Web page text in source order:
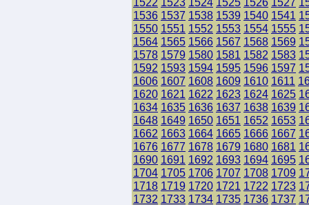
1536 1537 1538 1539 1540 1541
1550 1551 1552 1553 1554 1555
1564 1565 1566 1567 1568 1569
1578 1579 1580 1581 1582 1583
1592 1593 1594 1595 1596 1597
1606 1607 1608 1609 1610 1611
1620 1621 1622 1623 1624 1625
1634 1635 1636 1637 1638 1639
1648 1649 1650 1651 1652 1653
1662 1663 1664 1665 1666 1667
1676 1677 1678 1679 1680 1681
1690 1691 1692 1693 1694 1695
1704 1705 1706 1707 1708 1709
1718 1719 1720 1721 1722 1723
1732 1733 1734 1735 1736 1737